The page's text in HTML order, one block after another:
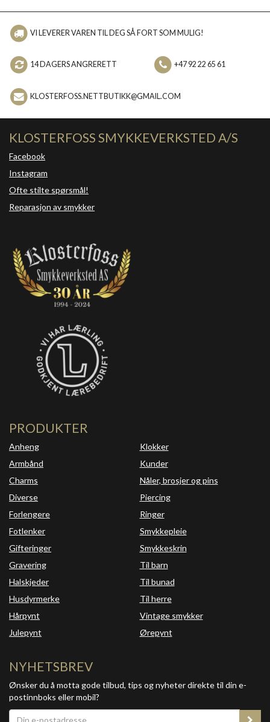
VI LEVERER VAREN TIL DEG SÅ FORT SOM MULIG!
14 DAGERS ANGRERETT +47 92 22 65 61
KLOSTERFOSS.NETTBUTIKK@GMAIL.COM
KLOSTERFOSS SMYKKEVERKSTED A/S
Facebook
Instagram
Ofte stilte spørsmål!
Reparasjon av smykker
PRODUKTER
Anheng
Armbånd
Charms
Diverse
Forlengere
Fotlenker
Gifteringer
Gravering
Halskjeder
Husdyrmerke
Hårpynt
Julepynt
Klokker
Kunder
Nåler, brosjer og pins
Piercing
Ringer
Smykkepleie
Smykkeskrin
Til barn
Til bunad
Til herre
Vintage smykker
Ørepynt
NYHETSBREV
Ønsker du å motta gode tilbud, tips og nyheter direkte til din e-
postinnboks eller mobil?